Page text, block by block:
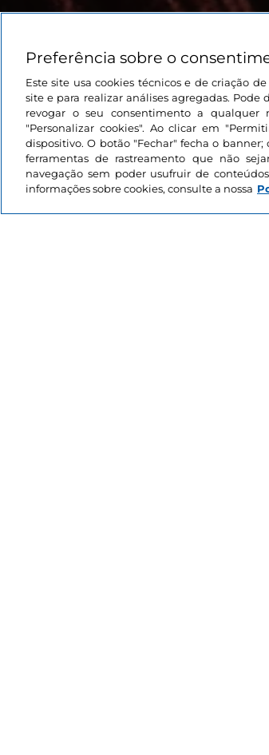
Preferência sobre o
Este site usa cookies técnicos e de criação
site e para realizar análises agregadas.
revogar o seu consentimento a qualquer
"Personalizar cookies". Ao clicar em
dispositivo. O botão "Fechar" fecha o
ferramentas de rastreamento que não
navegação sem poder usufruir de
informações sobre cookies, consulte a nossa